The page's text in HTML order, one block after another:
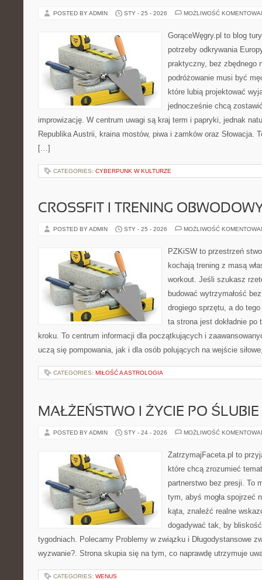
POSTED BY ADMIN STY - 25 - 2026 MOŻLIWOŚĆ
GorąceWęgry.pl to blog
potrzeby odkrywania
praktyczny, bez zbędnego
podróżowanie musi być
które lubią projektować
jednocześnie chcą
improwizację. W centrum uwagi są kraj term i papryki, jednak
Republika Austrii, kraina mostów, piwa i zamków oraz Słowacja.
[…]
CATEGORIES: CYBERPUNK W KULTURZE
CROSSFIT I TRENING
POSTED BY ADMIN STY - 25 - 2026 MOŻLIWOŚĆ
PZKiSW to przestrzeń
kochają trening z masą
workout. Jeśli szukasz
budować wytrzymałość
drogiego sprzętu, a do
ta strona jest dokładnie
kroku. To centrum informacji dla początkujących i
uczą się pompowania, jak i dla osób polujących na wejście
CATEGORIES: MIŁOŚĆ A ASTROLOGIA
MAŁŻEŃSTWO I ŻYCIE PO ŚLUBIE
POSTED BY ADMIN STY - 24 - 2026 MOŻLIWOŚĆ
ZatrzymajFaceta.pl to
które chcą zrozumieć
partnerstwo bez presji. To
tym, abyś mogła spojrzeć
kąta, znaleźć realne
dogadywać tak, by
tygodniach. Polecamy Problemy w związku i Długodystansowe
wyzwanie?. Strona skupia się na tym, co naprawdę utrzymuje
CATEGORIES: WENUS